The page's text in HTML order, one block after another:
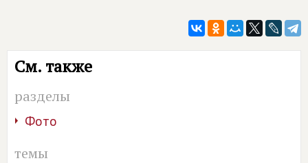
См. также
разделы
Фото
темы